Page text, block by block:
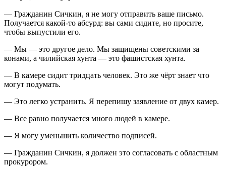
— Гражданин Сичкин, я не могу отправить ваше письмо.
Получается какой-то абсурд: вы сами сидите, но просите,
чтобы выпустили его.
— Мы — это другое дело. Мы защищены советскими за
конами, а чилийская хунта — это фашистская хунта.
— В камере сидит тридцать человек. Это же чёрт знает что
могут подумать.
— Это легко устранить. Я перепишу заявление от двух камер.
— Все равно получается много людей в камере.
— Я могу уменьшить количество подписей.
— Гражданин Сичкин, я должен это согласовать с областным
прокурором.